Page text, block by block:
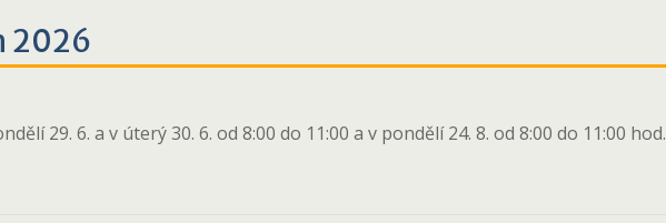
2026
29. 6. a v úterý 30. 6. od 8:00 do 11:00 a v pondělí 24. 8. od 8:00 do 11:00 hod.